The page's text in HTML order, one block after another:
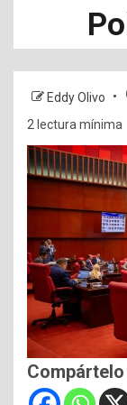
Eddy Olivo
2 lectura mínima